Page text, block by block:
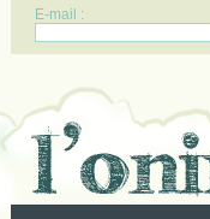
E-mail :